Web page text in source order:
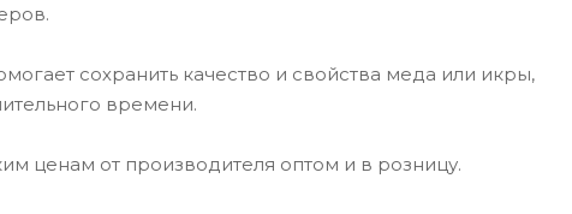
сохранить качество и свойства меда или икры,
времени.
ценам от производителя оптом и в розницу.